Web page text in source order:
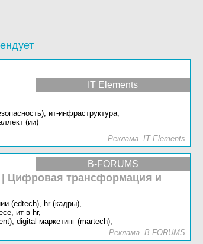
IT Elements
ит-инфраструктура,
(ии)
Реклама. IT Elements
B-FORUMS
| Цифровая трансформация и
(edtech), hr (кадры),
ит в hr,
digital-маркетинг (martech),
Реклама. B-FORUMS